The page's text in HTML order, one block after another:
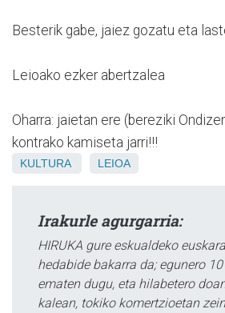
Besterik gabe, jaiez gozatu eta
Leioako ezker abertzalea
Oharra: jaietan ere (bereziki
kontrako kamiseta jarri!!!
KULTURA LEIOA
Irakurle agurgarria:
HIRUKA gure eskualdeko
hedabide bakarra da; egunero
ematen dugu, eta hilabetero
kalean, tokiko komertzioetan